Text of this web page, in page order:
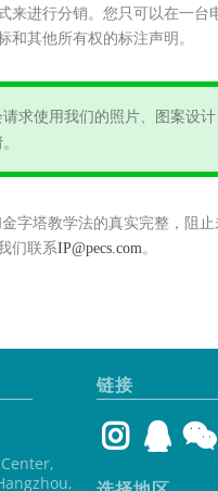
来进行分销。您只可以在一
和其他所有权的标注声明。
求使用我们的照片、图案设
。
字塔教学法的真实完整，阻
们联系IP@pecs.com。
链接